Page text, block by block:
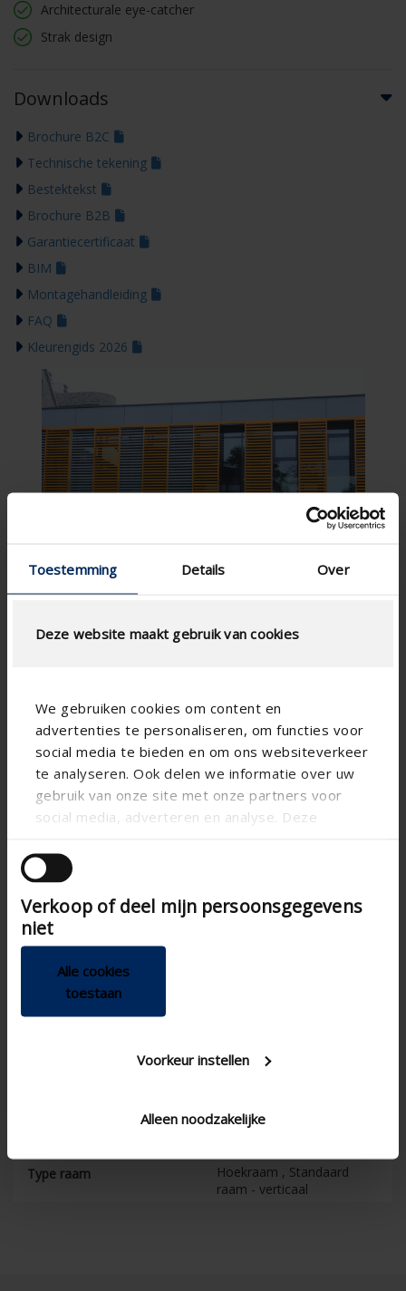
Toestemming Details Over
Deze website maakt gebruik van cookies
We gebruiken cookies om content en
advertenties te personaliseren, om functies voor
social media te bieden en om ons websiteverkeer
te analyseren. Ook delen we informatie over uw
gebruik van onze site met onze partners voor
social media, adverteren en analyse. Deze
andere informatie die u aan ze heeft verstrekt of
die ze hebben verzameld op basis van uw gebruik
van hun services.
Verkoop of deel mijn persoonsgegevens
niet
Alle cookies
toestaan
Voorkeur instellen
Alleen noodzakelijke
Architecturale eye-catcher
Strak design
Downloads
Brochure B2C
Technische tekening
Bestektekst
Brochure B2B
Garantiecertificaat
BIM
Montagehandleiding
FAQ
Kleurengids 2026
Technische specificaties
Uitlijning
Verticaal
Materie
Lamelvorm
Appartement , Ziekenhuis ,
Kantoor , Residentieel ,
Nieuwbouw / Grote
renovatie , Project , Kleine
Type raam
Hoekraam , Standaard
raam - verticaal